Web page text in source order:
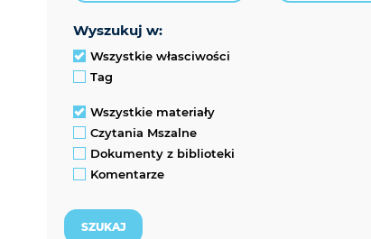
wyszukuj w:
Wszystkie własciwości
Tag
Wszystkie materiały
Czytania Mszalne
Dokumenty z biblioteki
Komentarze